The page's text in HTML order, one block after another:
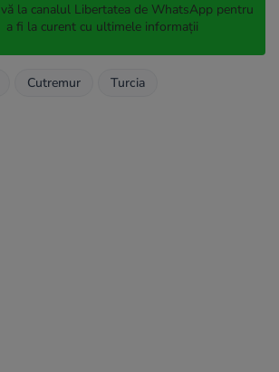
la canalul Libertatea de WhatsApp pentru
a fi la curent cu ultimele informații
Cutremur Turcia